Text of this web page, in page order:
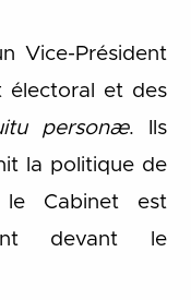
Vice-Président
électoral et des
personæ. Ils
la politique de
Cabinet est
devant le